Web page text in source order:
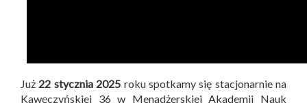
Już 22 stycznia 2025 roku spotkamy się stacjonarnie na
Kawęczyńskiej 36 w Menadżerskiej Akademii Nauk